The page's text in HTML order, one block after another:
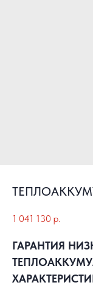
1 041 130 р.
ГАРАНТИЯ